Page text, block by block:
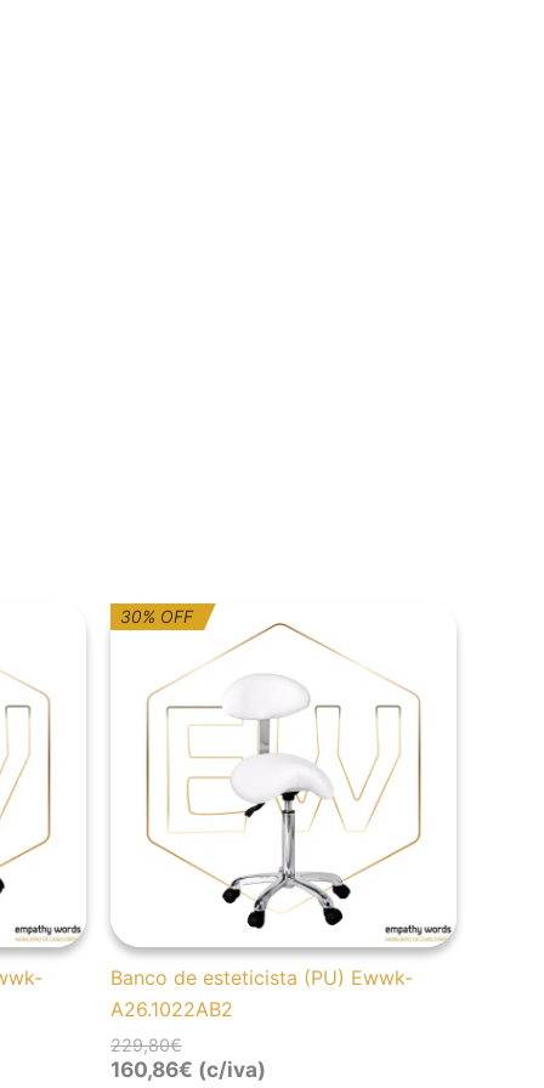
30% OFF
Banco de esteticista (PU) Ewwk-
A26.1022AB2
229,80€
O
preço
original
era:
O
preço
atual
é:
160,86€ (c/iva)